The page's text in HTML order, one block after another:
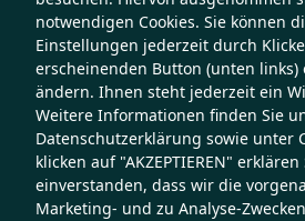
notwendigen Cookies. Sie können
Einstellungen jederzeit durch
erscheinenden Button (unten links)
ändern. Ihnen steht jederzeit ein
Weitere Informationen finden Sie
Datenschutzerklärung sowie unter
klicken auf "AKZEPTIEREN" erklären
einverstanden, dass wir die
Marketing- und zu Analyse-